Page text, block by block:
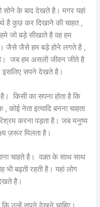
सोने के बाद देखते है। मगर यहां
है कुछ कर दिखाने की चाहत ,
जो बड़े सीखाते है वह हम
जैसे जैसे हम बड़े होने लगते है ,
है। जब हम असली जीवन जीते है
इसलिए सपने देखते है।
किसी का सपना होता है कि
कोई नेता इत्यादि बनना चाहता
करना पड़ता है। जब मनुष्य
ज़रूर मिलता है।
चाहते है। वक़्त के साथ साथ
बढ़ती रहती है। यहां लोग
है।